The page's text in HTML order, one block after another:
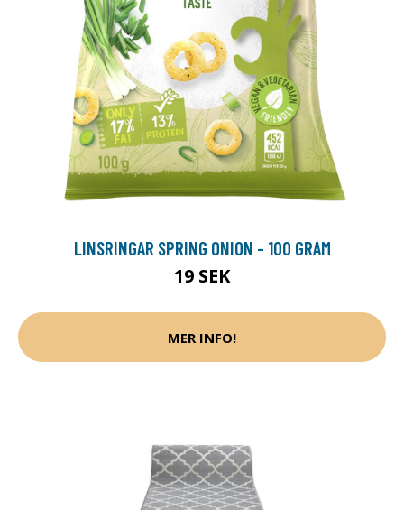
LINSRINGAR SPRING ONION - 100 GRAM
19 SEK
MER INFO!